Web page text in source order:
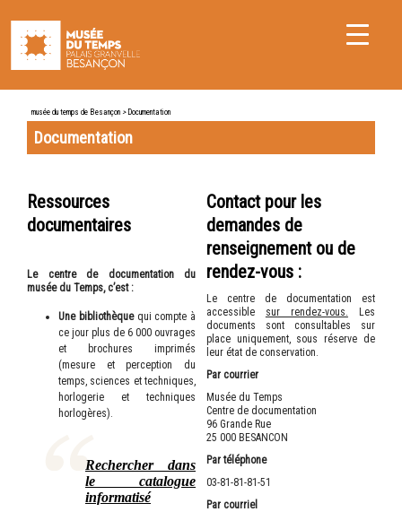
musée du temps de Besançon > Documentation
Documentation
Ressources
documentaires
Le centre de documentation du
musée du Temps, c’est :
Une bibliothèque qui compte à
ce jour plus de 6 000 ouvrages
et brochures imprimés
(mesure et perception du
temps, sciences et techniques,
horlogerie et techniques
horlogères).
Rechercher dans
le catalogue
informatisé
Contact pour les
demandes de
renseignement ou de
rendez-vous :
Le centre de documentation est
accessible sur rendez-vous. Les
documents sont consultables sur
place uniquement, sous réserve de
leur état de conservation.
Par courrier
Musée du Temps
Centre de documentation
96 Grande Rue
25 000 BESANCON
Par téléphone
03-81-81-81-51
Par courriel